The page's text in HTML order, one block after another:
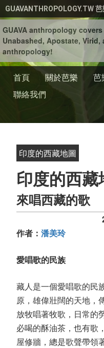
移至主內容
GUAVANTHROPOLOGY.TW
GUAVA anthropology
Unabashed, Apostate,
anthropology!
首頁 關於芭樂 芭
聯絡我們
印度的西藏地圖
印度的西
來唱西藏的歌
作者： 潘美玲
愛唱歌的民族
藏人是一個愛唱歌的民
原，雄偉壯闊的天地，
放牧唱著牧歌，日常的
必喝的酥油茶，也有歌
屋修牆，總是歌聲帶領